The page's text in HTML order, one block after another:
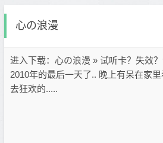
心の浪漫
进入下载：心の浪漫 » 试听卡？失效
2010年的最后一天了.. 晚上有呆在家
去狂欢的.....